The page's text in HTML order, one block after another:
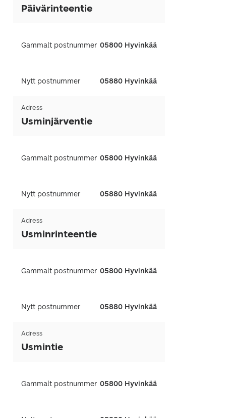
Päivärinteentie
Gammalt postnummer 05800 Hyvinkää
Nytt postnummer 05880 Hyvinkää
Adress
Usminjärventie
Gammalt postnummer 05800 Hyvinkää
Nytt postnummer 05880 Hyvinkää
Adress
Usminrinteentie
Gammalt postnummer 05800 Hyvinkää
Nytt postnummer 05880 Hyvinkää
Adress
Usmintie
Gammalt postnummer 05800 Hyvinkää